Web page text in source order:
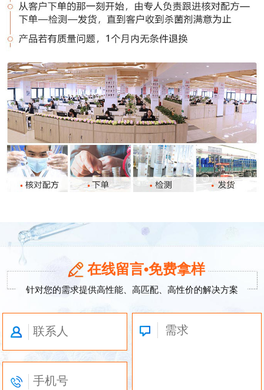
在线留言•免费拿样
针对您的需求提供高性能、高匹配、高性价的解决方案